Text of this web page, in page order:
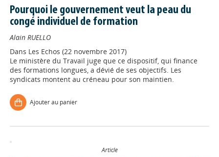
Pourquoi le gouvernement veut la peau du
congé individuel de formation
Alain RUELLO
Dans Les Echos (22 novembre 2017)
Le ministère du Travail juge que ce dispositif, qui finance
des formations longues, a dévié de ses objectifs. Les
syndicats montent au créneau pour son maintien.
Ajouter au panier
Article